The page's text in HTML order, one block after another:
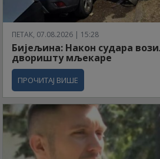
ПЕТАК, 07.08.2026 | 15:28
Бијељина: Након судара
дворишту мљекаре
ПРОЧИТАЈ ВИШЕ